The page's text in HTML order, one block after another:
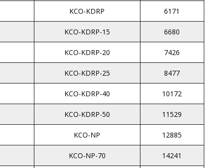
KCO-KDRP 6171
KCO-KDRP-15 6680
KCO-KDRP-20 7426
KCO-KDRP-25 8477
KCO-KDRP-40 10172
KCO-KDRP-50 11529
KCO-NP 12885
KCO-NP-70 14241